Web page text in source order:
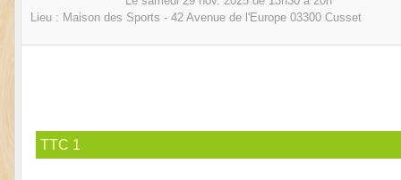
Lieu : Maison des Sports - 42 Avenue de l'Europe 03300 Cusset
TTC 1